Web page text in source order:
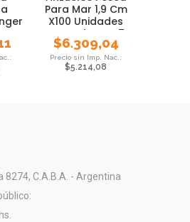
Para Mar 1,9 Cm
X100 Unidades
Waterdog Nº 7
$6.309,04
$5.214,08
8274, C.A.B.A. - Argentina